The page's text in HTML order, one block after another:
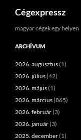
Kilépés
Cégexpressz
magyar cégek egy helyen
ARCHÍVUM
2026. augusztus(1)
2026. július(42)
2026. május(1)
2026. március(865)
2026. február(3)
2026. január(3)
2025. december(1)